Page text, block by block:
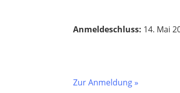
Anmeldeschluss: 14. Mai
Zur Anmeldung »